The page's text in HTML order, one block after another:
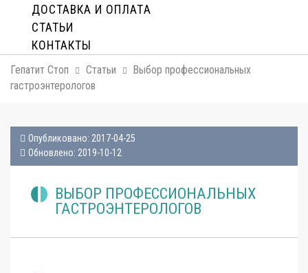
ДОСТАВКА И ОПЛАТA
СТАТЬИ
КОНТАКТЫ
Гепатит Стоп Статьи
Выбор профессиональных
гастроэнтерологов
Опубликовано: 2017-04-25
Обновлено: 2019-10-12
ВЫБОР ПРОФЕССИОНАЛЬНЫХ
ГАСТРОЭНТЕРОЛОГОВ